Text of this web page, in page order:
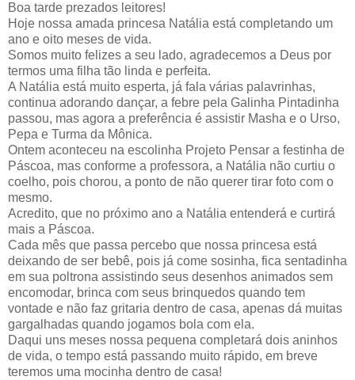
Boa tarde prezados leitores!
Hoje nossa amada princesa Natália está completando um
ano e oito meses de vida.
Somos muito felizes a seu lado, agradecemos a Deus por
termos uma filha tão linda e perfeita.
A Natália está muito esperta, já fala várias palavrinhas,
continua adorando dançar, a febre pela Galinha Pintadinha
passou, mas agora a preferência é assistir Masha e o Urso,
Pepa e Turma da Mônica.
Ontem aconteceu na escolinha Projeto Pensar a festinha de
Páscoa, mas conforme a professora, a Natália não curtiu o
coelho, pois chorou, a ponto de não querer tirar foto com o
mesmo.
Acredito, que no próximo ano a Natália entenderá e curtirá
mais a Páscoa.
Cada mês que passa percebo que nossa princesa está
deixando de ser bebê, pois já come sosinha, fica sentadinha
em sua poltrona assistindo seus desenhos animados sem
encomodar, brinca com seus brinquedos quando tem
vontade e não faz gritaria dentro de casa, apenas dá muitas
gargalhadas quando jogamos bola com ela.
Daqui uns meses nossa pequena completará dois aninhos
de vida, o tempo está passando muito rápido, em breve
teremos uma mocinha dentro de casa!